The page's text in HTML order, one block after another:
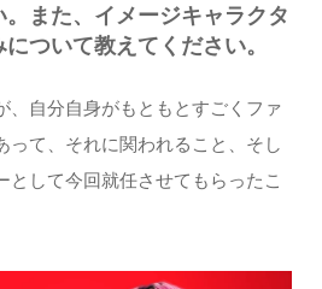
また、イメージキャラクタ
ついて教えてください。
、⾃分⾃⾝がもともとすごくファ
って、それに関われること、そし
として今回就任させてもらったこ